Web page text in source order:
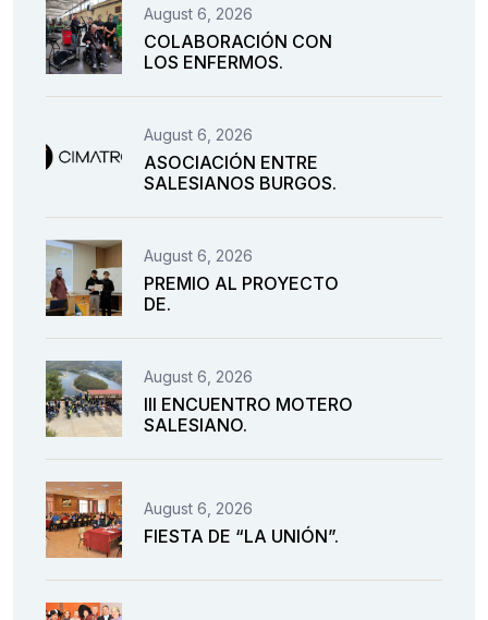
August 6, 2026
COLABORACIÓN CON
LOS ENFERMOS.
August 6, 2026
ASOCIACIÓN ENTRE
SALESIANOS BURGOS.
August 6, 2026
PREMIO AL PROYECTO
DE.
August 6, 2026
III ENCUENTRO MOTERO
SALESIANO.
August 6, 2026
FIESTA DE “LA UNIÓN”.